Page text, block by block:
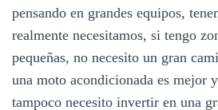
pensando en grandes equipos,
realmente necesitamos, si tengo
pequeñas, no necesito un gran
una moto acondicionada es mejor
tampoco necesito invertir en una